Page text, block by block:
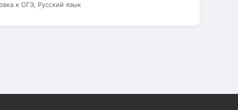
к ОГЭ, Русский язык